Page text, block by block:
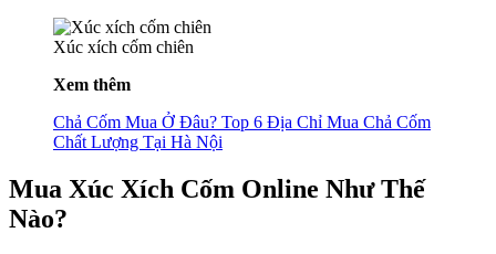
Xúc xích cốm chiên
Xem thêm
Chả Cốm Mua Ở Đâu? Top 6 Địa Chỉ Mua Chả Cốm
Chất Lượng Tại Hà Nội
Mua Xúc Xích Cốm Online Như Thế
Nào?